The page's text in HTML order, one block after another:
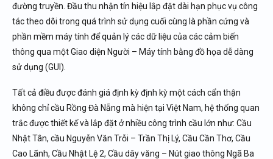
đường truyền. Đầu thu nhận tín hiệu lắp đặt dài hạn phục vụ công
tác theo dõi trong quá trình sử dụng cuối cùng là phần cứng và
phần mềm máy tính để quản lý các dữ liệu của các cảm biến
thông qua một Giao diện Người – Máy tính bằng đồ họa dễ dàng
sử dụng (GUI).
Tất cả điều được đánh giá định kỳ định kỳ một cách cẩn thận
không chỉ cầu Rồng Đà Nẵng mà hiện tại Việt Nam, hệ thống quan
trắc được thiết kế và lắp đặt ở nhiều công trình cầu lớn như: Cầu
Nhật Tân, cầu Nguyễn Văn Trỗi – Trần Thị Lý, Cầu Cần Thơ, Cầu
Cao Lãnh, Cầu Nhật Lệ 2, Cầu dây văng – Nút giao thông Ngã Ba